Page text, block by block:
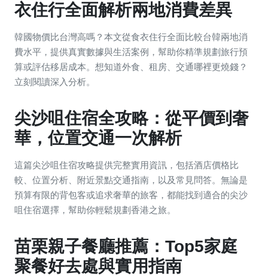
衣住行全面解析兩地消費差異
韓國物價比台灣高嗎？本文從食衣住行全面比較台韓兩地消
費水平，提供真實數據與生活案例，幫助你精準規劃旅行預
算或評估移居成本。想知道外食、租房、交通哪裡更燒錢？
立刻閱讀深入分析。
尖沙咀住宿全攻略：從平價到奢
華，位置交通一次解析
這篇尖沙咀住宿攻略提供完整實用資訊，包括酒店價格比
較、位置分析、附近景點交通指南，以及常見問答。無論是
預算有限的背包客或追求奢華的旅客，都能找到適合的尖沙
咀住宿選擇，幫助你輕鬆規劃香港之旅。
苗栗親子餐廳推薦：Top5家庭
聚餐好去處與實用指南